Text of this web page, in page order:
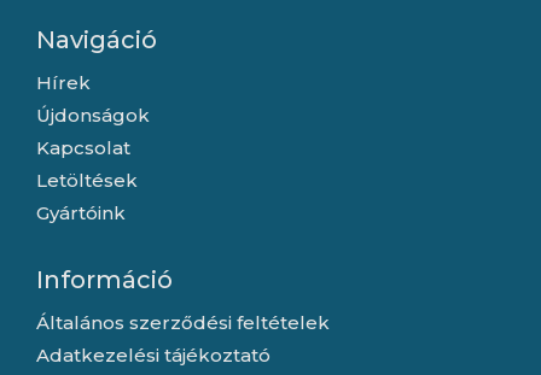
Navigáció
Hírek
Újdonságok
Kapcsolat
Letöltések
Gyártóink
Információ
Általános szerződési feltételek
Adatkezelési tájékoztató